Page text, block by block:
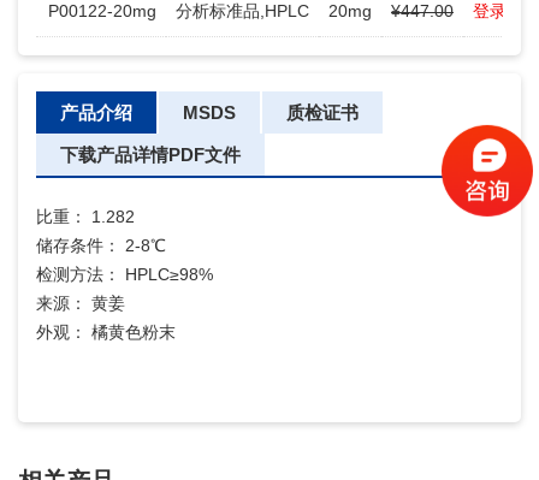
P00122-20mg 分析标准品,HPLC 20mg ¥447.00 登录查看
产品介绍 MSDS 质检证书
下载产品详情PDF文件
比重： 1.282
储存条件： 2-8℃
检测方法： HPLC≥98%
来源： 黄姜
外观： 橘黄色粉末